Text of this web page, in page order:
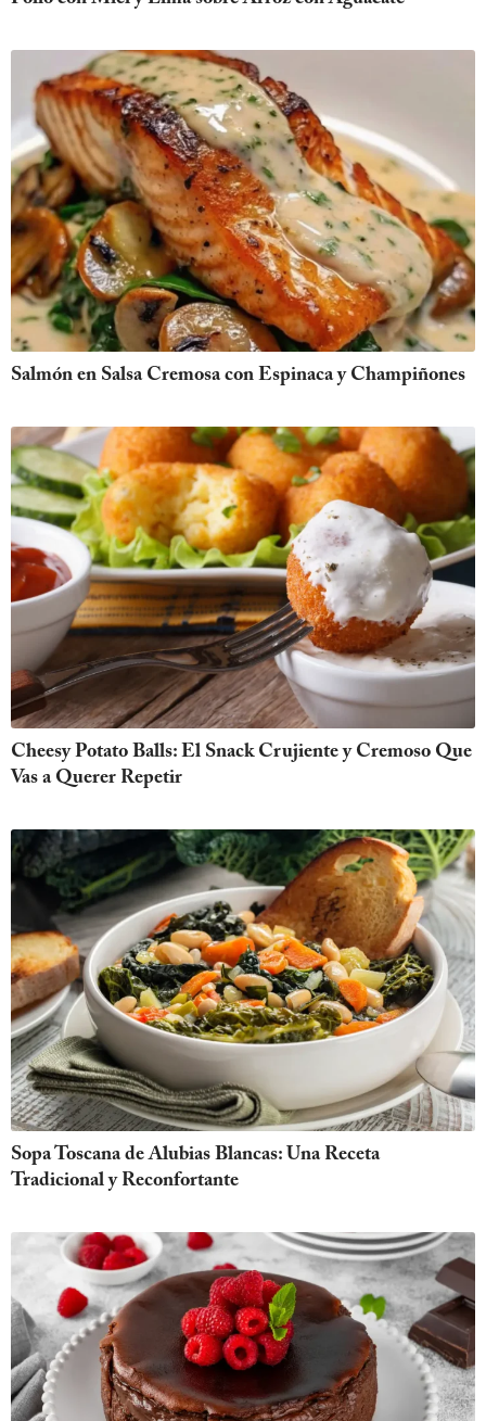
Salmón en Salsa Cremosa con Espinaca y Champiñones
Cheesy Potato Balls: El Snack Crujiente y Cremoso Que
Vas a Querer Repetir
Sopa Toscana de Alubias Blancas: Una Receta
Tradicional y Reconfortante